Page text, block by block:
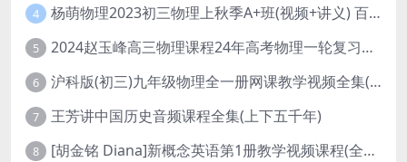
4 杨萌物理2023初三物理上秋季A+班(视频+讲义) 百度网盘分享
5 2024赵玉峰高三物理课程24年高考物理一轮复习网课教程
6 沪科版(初三)九年级物理全一册网课教学视频全集(录播版 杜春雨 66讲)
7 王芳讲中国历史音频课程全集(上下五千年)
8 [胡金铭 Diana]新概念英语第1册教学视频课程(全集 百度网盘下载)